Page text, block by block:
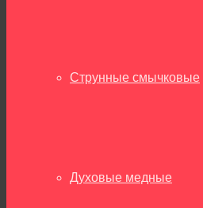
Струнные смычковые
Духовые медные